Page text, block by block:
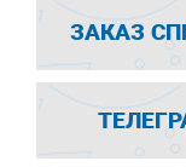
ЗАКАЗ